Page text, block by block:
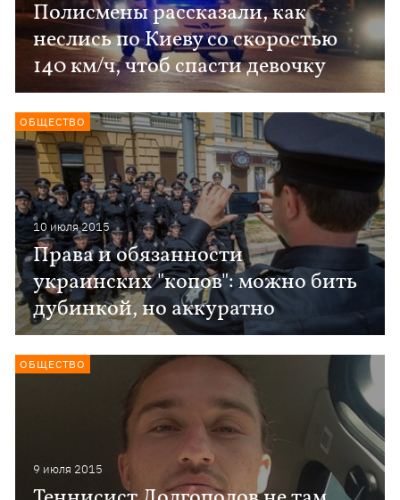
Полисмены рассказали, как
неслись по Киеву со скоростью
140 км/ч, чтоб спасти девочку
10 июля 2015
Права и обязанности
украинских "копов": можно бить
дубинкой, но аккуратно
ОБЩЕСТВО
9 июля 2015
ОБЩЕСТВО